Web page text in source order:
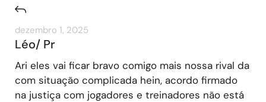
dezembro 1, 2025
Léo/ Pr
Ari eles vai ficar bravo comigo mais nossa rival da
com situação complicada hein, acordo firmado
na justiça com jogadores e treinadores não está